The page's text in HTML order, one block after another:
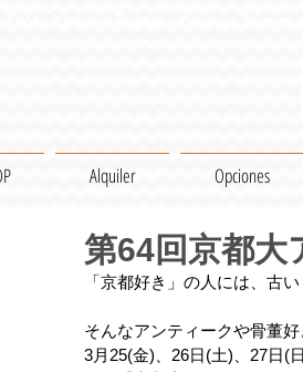
Alquiler Opciones
第64回京都大
「京都好き」の人には、古
そんなアンティークや骨董
3月25(金)、26日(土)、27日(